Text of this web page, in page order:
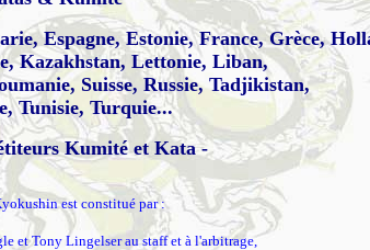
Espagne, Estonie, France, Grèce,
Kazakhstan, Lettonie, Liban,
Suisse, Russie, Tadjikistan,
Tunisie, Turquie...
Kumité et Kata -
est constitué par :
et Tony Lingelser au staff et à l'arbitrage,